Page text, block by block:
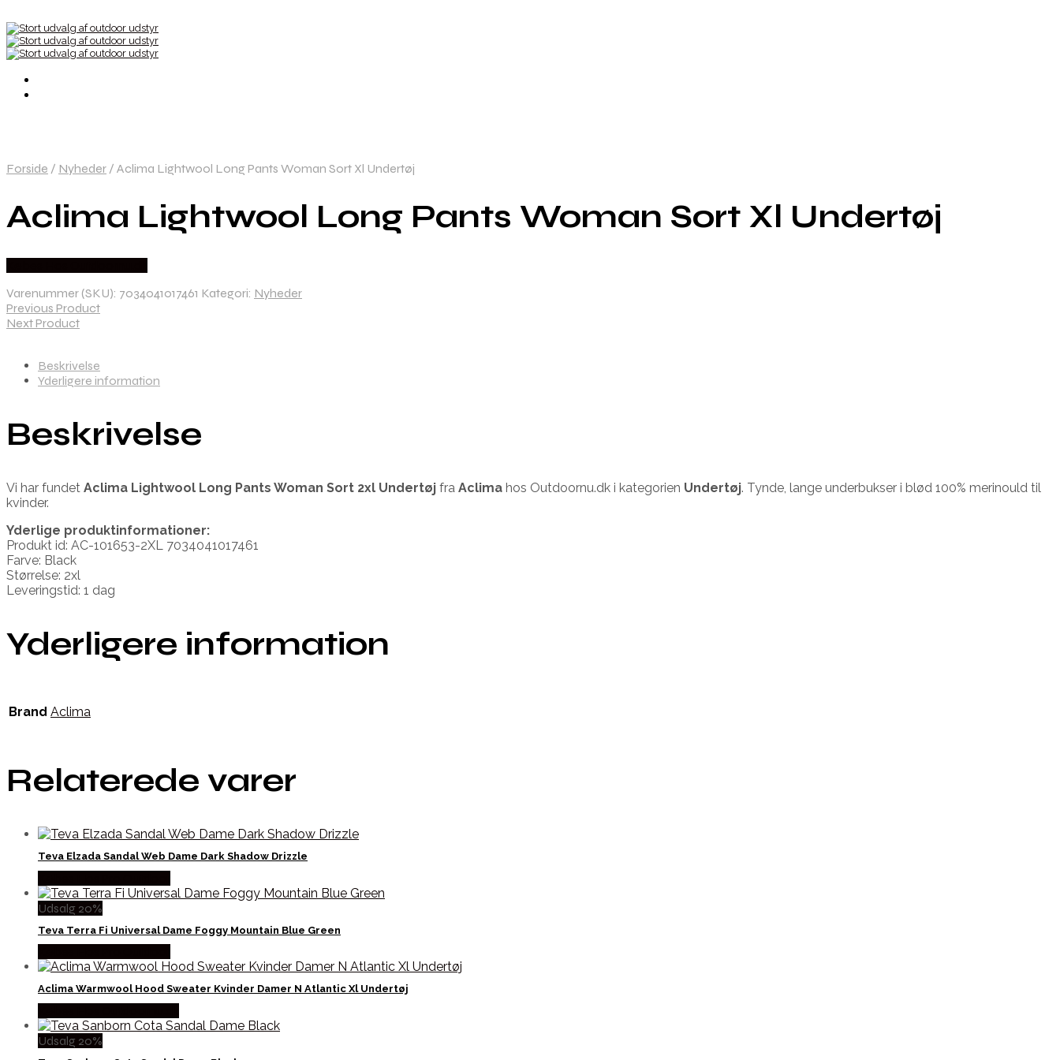
Forside / Nyheder / Aclima Lightwool Long Pants Woman Sort Xl Undertøj
Aclima Lightwool Long Pants Woman Sort Xl Undertøj
Varenummer (SKU): 7034041017461 Kategori: Nyheder
Previous Product
Next Product
Beskrivelse
Yderligere information
Beskrivelse
Vi har fundet Aclima Lightwool Long Pants Woman Sort 2xl Undertøj fra Aclima hos Outdoornu.dk i kategorien Undertøj. Tynde, lange underbukser i blød 100% merinould til
kvinder.
Yderlige produktinformationer:
Produkt id: AC-101653-2XL 7034041017461
Farve: Black
Størrelse: 2xl
Leveringstid: 1 dag
Yderligere information
Brand Aclima
Relaterede varer
Teva Elzada Sandal Web Dame Dark Shadow Drizzle
Udsalg 20%
Teva Terra Fi Universal Dame Foggy Mountain Blue Green
Aclima Warmwool Hood Sweater Kvinder Damer N Atlantic Xl Undertøj
Udsalg 20%